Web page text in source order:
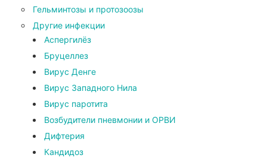
Гельминтозы и протозоозы
Другие инфекции
Аспергилёз
Бруцеллез
Вирус Денге
Вирус Западного Нила
Вирус паротита
Возбудители пневмонии и ОРВИ
Дифтерия
Кандидоз